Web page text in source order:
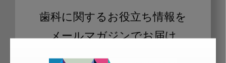
歯科に関するお役立ち情報を
メールマガジンでお届け